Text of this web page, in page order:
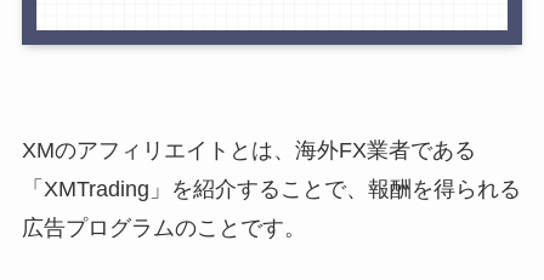
XMのアフィリエイトとは、海外FX業者である
「XMTrading」を紹介することで、報酬を得られる
広告プログラムのことです。